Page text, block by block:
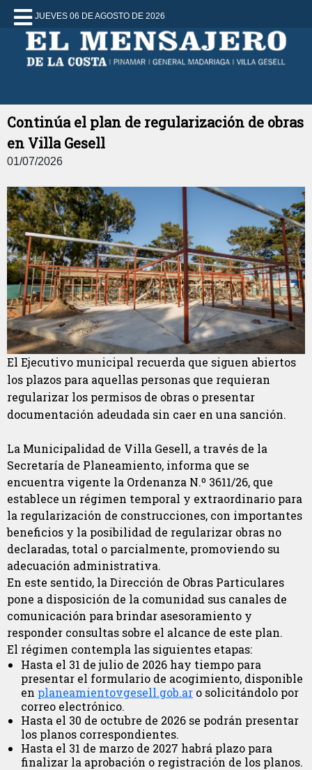
JUEVES 06 DE AGOSTO DE 2026
Continúa el plan de regularización de obras
en Villa Gesell
01/07/2026
El Ejecutivo municipal recuerda que siguen abiertos
los plazos para aquellas personas que requieran
regularizar los permisos de obras o presentar
documentación adeudada sin caer en una sanción.
La Municipalidad de Villa Gesell, a través de la
Secretaría de Planeamiento, informa que se
encuentra vigente la Ordenanza N.º 3611/26, que
establece un régimen temporal y extraordinario para
la regularización de construcciones, con importantes
beneficios y la posibilidad de regularizar obras no
declaradas, total o parcialmente, promoviendo su
adecuación administrativa.
En este sentido, la Dirección de Obras Particulares
pone a disposición de la comunidad sus canales de
comunicación para brindar asesoramiento y
responder consultas sobre el alcance de este plan.
El régimen contempla las siguientes etapas:
Hasta el 31 de julio de 2026 hay tiempo para
presentar el formulario de acogimiento, disponible
en planeamientovgesell.gob.ar o solicitándolo por
correo electrónico.
Hasta el 30 de octubre de 2026 se podrán presentar
los planos correspondientes.
Hasta el 31 de marzo de 2027 habrá plazo para
finalizar la aprobación o registración de los planos.